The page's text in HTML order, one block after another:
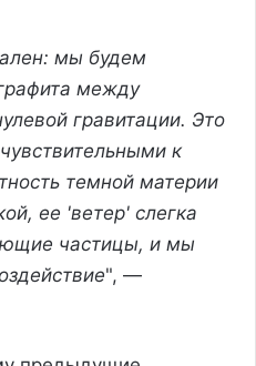
мы будем
между
гравитации. Это
к
темной материи
ее 'ветер' слегка
частицы, и мы
", —